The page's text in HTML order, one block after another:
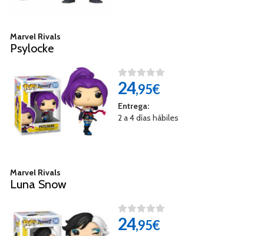
Marvel Rivals
Psylocke
24,95€
Entrega:
2 a 4 días hábiles
Marvel Rivals
Luna Snow
24,95€